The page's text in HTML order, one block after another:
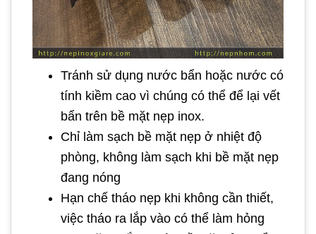
Tránh sử dụng nước bẩn hoặc nước có
tính kiềm cao vì chúng có thể để lại vết
bẩn trên bề mặt nẹp inox.
Chỉ làm sạch bề mặt nẹp ở nhiệt độ
phòng, không làm sạch khi bề mặt nẹp
đang nóng
Hạn chế tháo nẹp khi không cần thiết,
việc tháo ra lắp vào có thể làm hỏng